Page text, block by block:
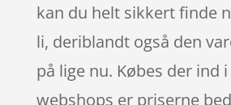
kan du helt sikkert finde
li, deriblandt også den
på lige nu. Købes der ind
webshops er priserne